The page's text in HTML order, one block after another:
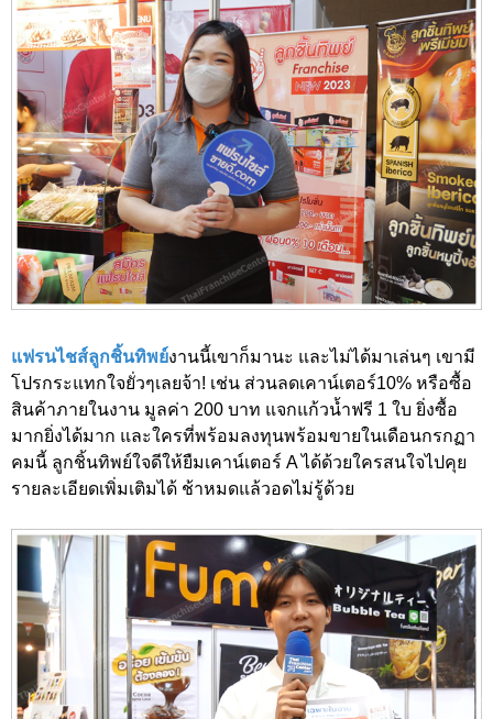
แฟรนไชส์ลูกชิ้นทิพย์งานนี้เขาก็มานะ และไม่ได้มาเล่นๆ เขามี
โปรกระแทกใจยั่วๆเลยจ้า! เช่น ส่วนลดเคาน์เตอร์10% หรือซื้อ
สินค้าภายในงาน มูลค่า 200 บาท แจกแก้วน้ำฟรี 1 ใบ ยิ่งซื้อ
มากยิ่งได้มาก และใครที่พร้อมลงทุนพร้อมขายในเดือนกรกฏา
คมนี้ ลูกชิ้นทิพย์ใจดีให้ยืมเคาน์เตอร์ A ได้ด้วยใครสนใจไปคุย
รายละเอียดเพิ่มเติมได้ ช้าหมดแล้วอดไม่รู้ด้วย